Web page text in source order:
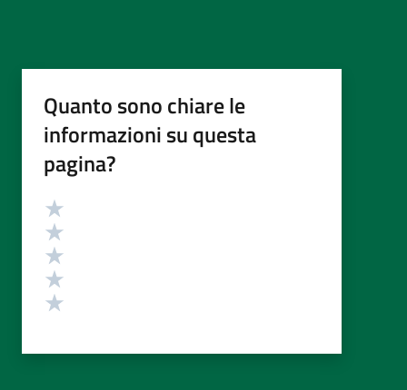
Quanto sono chiare le
informazioni su questa
pagina?
Valutazione